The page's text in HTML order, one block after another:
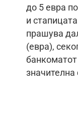
до 5 евра
и
прашува
(евра),
банкоматот
значителна